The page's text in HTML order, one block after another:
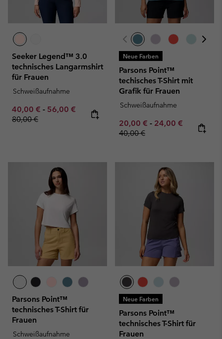
Seeker Legend™ 3.0
technisches Langarmshirt
für Frauen
Schweißaufnahme
Minimum sale price:
40,00 € - Maximum sale price:
56,00 € Regular price:
80,00 €
Neue Farben
Parsons Point™
techisches T-Shirt mit
Grafik für Frauen
Schweißaufnahme
Minimum sale price:
20,00 € - Maximum sale
24,00 € Regular
40,00 €
Parsons Point™
technisches T-Shirt für
Frauen
Schweißaufnahme
Neue Farben
Parsons Point™
technisches T-Shirt für
Frauen